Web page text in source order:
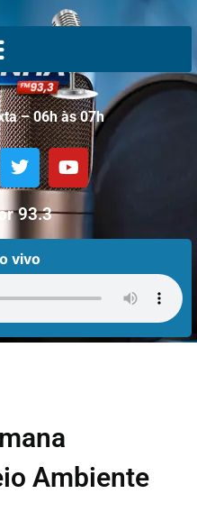
– 06h às 07h
93.3
vivo
Ambiente